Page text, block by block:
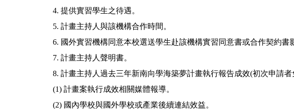
4. 提供實習學生之待遇。
5. 計畫主持人與該機構合作時間。
6. 國外實習機構同意本校選送學生赴該機構實習同意書或合作契約書
7. 計畫主持人聲明書。
8. 計畫主持人過去三年新南向學海築夢計畫執行報告成效(初次申請者
(1) 計畫案執行成效相關媒體報導。
(2) 國內學校與國外學校或產業後續連結效益。